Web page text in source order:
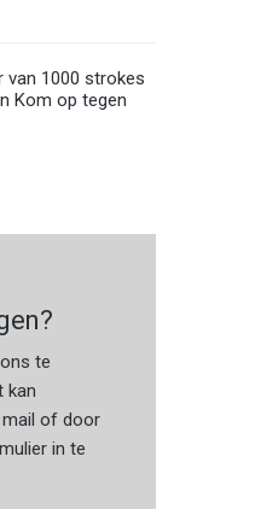
van 1000 strokes
Kom op tegen
te
kan
of door
in te